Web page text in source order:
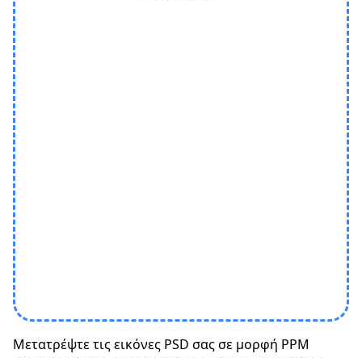
Μετατρέψτε τις εικόνες PSD σας σε μορφή PPM